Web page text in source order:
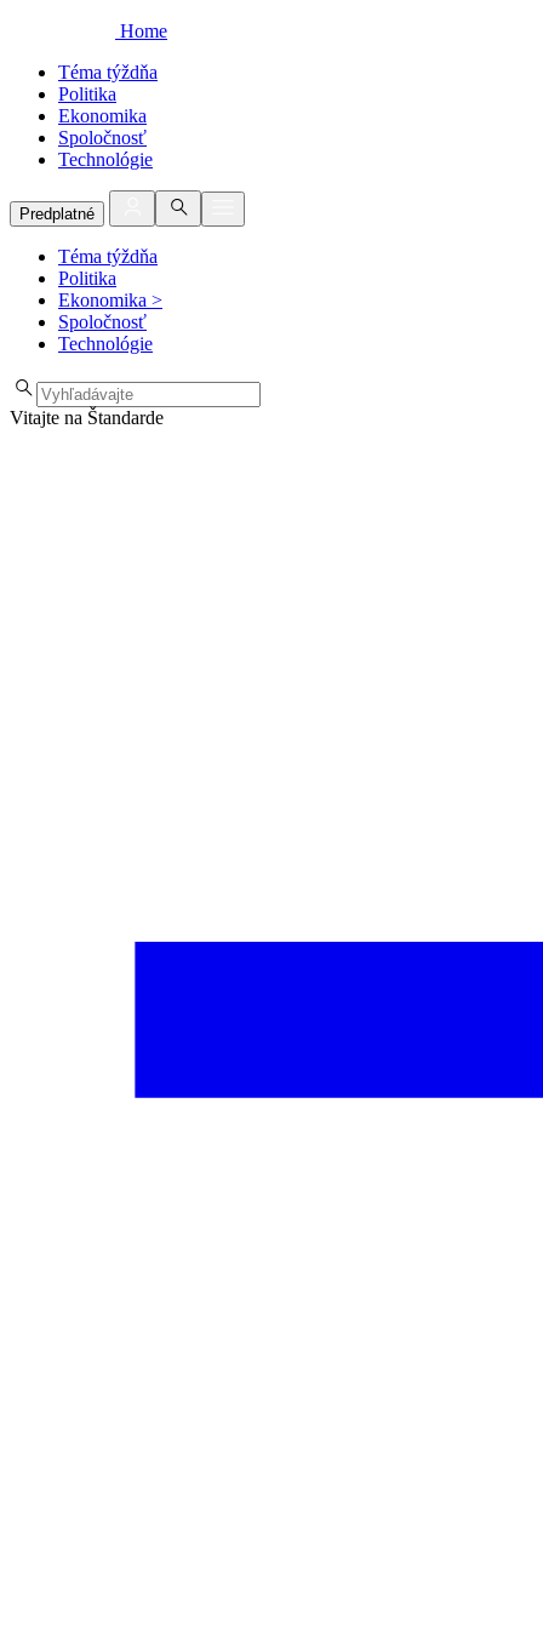
Home
Téma týždňa
Politika
Ekonomika
Spoločnosť
Technológie
Predplatné
Téma týždňa
Politika
Ekonomika >
Spoločnosť
Technológie
Vitajte na Štandarde